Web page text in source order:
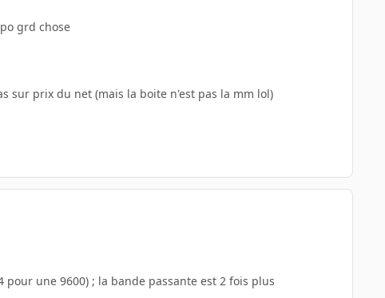
grd chose
sur prix du net (mais la boite n'est pas la mm lol)
une 9600) ; la bande passante est 2 fois plus